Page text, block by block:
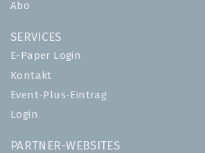
Abo
SERVICES
E-Paper Login
Kontakt
Event-Plus-Eintrag
Login
PARTNER-WEBSITES